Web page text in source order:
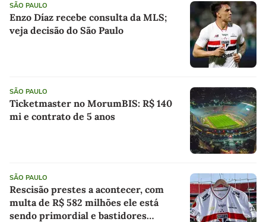
SÃO PAULO
Enzo Díaz recebe consulta da MLS;
veja decisão do São Paulo
SÃO PAULO
Ticketmaster no MorumBIS: R$ 140
mi e contrato de 5 anos
SÃO PAULO
Rescisão prestes a acontecer, com
multa de R$ 582 milhões ele está
sendo primordial e bastidores